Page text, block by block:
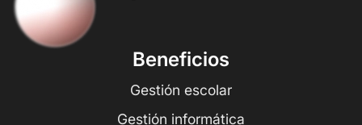
Beneficios
Gestión escolar
Gestión informática